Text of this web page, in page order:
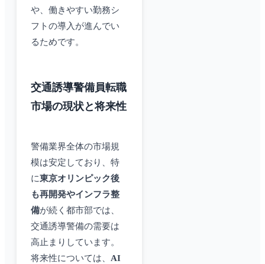
や、働きやすい勤務シ
フトの導入が進んでい
るためです。
交通誘導警備員転職
市場の現状と将来性
警備業界全体の市場規
模は安定しており、特
に東京オリンピック後
も再開発やインフラ整
備が続く都市部では、
交通誘導警備の需要は
高止まりしています。
将来性については、 AI